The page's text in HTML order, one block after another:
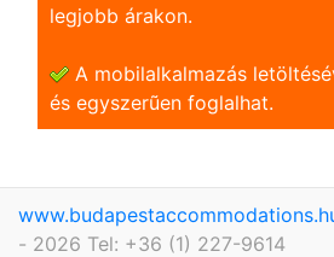
legjobb árakon.
A mobilalkalmazás
és egyszerũen foglalhat.
- 2026 Tel: +36 (1) 227-9614